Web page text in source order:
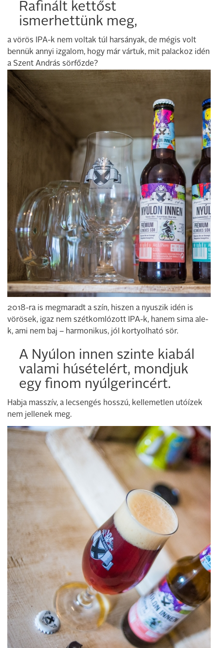
Rafinált kettőst
ismerhettünk meg,
a vörös IPA-k nem voltak túl harsányak, de mégis volt
bennük annyi izgalom, hogy már vártuk, mit palackoz idén
a Szent András sörfőzde?
2018-ra is megmaradt a szín, hiszen a nyuszik idén is
vörösek, igaz nem szétkomlózott IPA-k, hanem sima ale-
k, ami nem baj – harmonikus, jól kortyolható sör.
A Nyúlon innen szinte kiabál
valami húsételért, mondjuk
egy finom nyúlgerincért.
Habja masszív, a lecsengés hosszú, kellemetlen utóízek
nem jellenek meg.